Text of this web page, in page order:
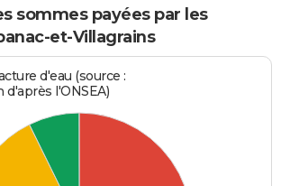
sommes payées par les
et-Villagrains
d'eau (source :
l'ONSEA)